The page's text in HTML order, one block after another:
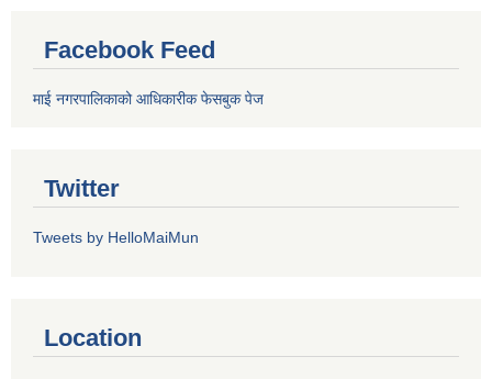
Facebook Feed
माई नगरपालिकाको आधिकारीक फेसबुक पेज
Twitter
Tweets by HelloMaiMun
Location